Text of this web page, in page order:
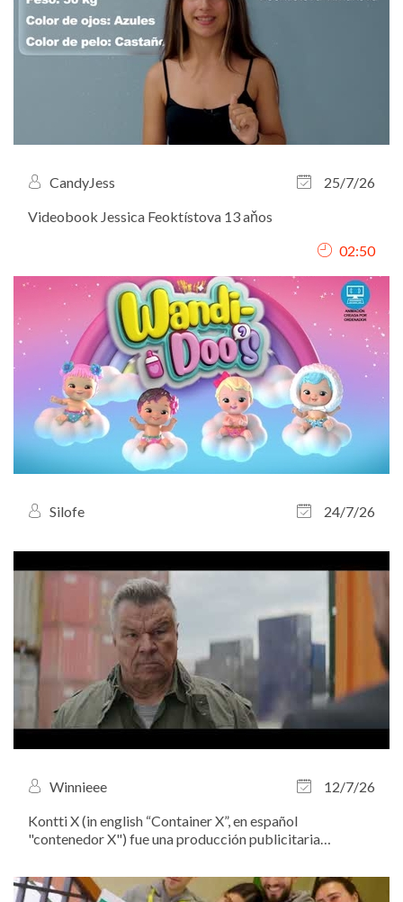
CandyJess
25/7/26
Videobook Jessica Feoktístova 13 aňos
02:50
Silofe 24/7/26
Winnieee
12/7/26
Kontti X (in english “Container X”, en español
"contenedor X") fue una producción publicitaria
finlandesa de electrónica Power. El anuncio consiste en
un branded film (cortometraje publicitario) de 8...